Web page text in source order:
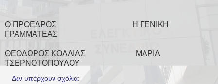
Ο ΠΡΟΕΔΡΟΣ Η ΓΕΝΙΚΗ
ΓΡΑΜΜΑΤΕΑΣ
ΘΕΟΔΩΡΟΣ ΚΟΛΛΙΑΣ ΜΑΡΙΑ
ΤΣΕΡΝΟΤΟΠΟΥΛΟΥ
Δεν υπάρχουν σχόλια: